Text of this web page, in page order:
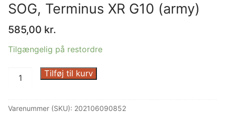
SOG, Terminus XR G10 (army)
585,00 kr.
Tilgængelig på restordre
SOG,
G10
Tilføj til kurv
Varenummer (SKU): 202106090852